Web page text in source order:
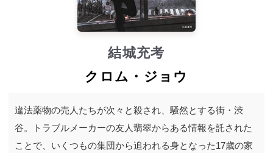
結城充考
クロム・ジョウ
違法薬物の売人たちが次々と殺され、騒然とする街・渋
谷。トラブルメーカーの友人翡翠からある情報を託された
ことで、いくつもの集団から追われる身となった17歳の家